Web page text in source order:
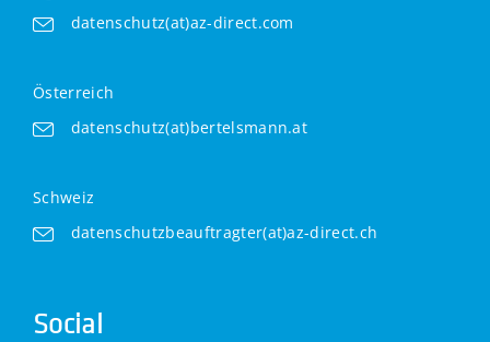
datenschutz(at)az-direct.com
Österreich
datenschutz(at)bertelsmann.at
Schweiz
datenschutzbeauftragter(at)az-direct.ch
Social